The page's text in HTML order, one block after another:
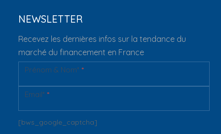
NEWSLETTER
Recevez les dernières infos sur la tendance du
marché du financement en France
Newsletter
Prénom & Nom**
Email**
[bws_google_captcha]